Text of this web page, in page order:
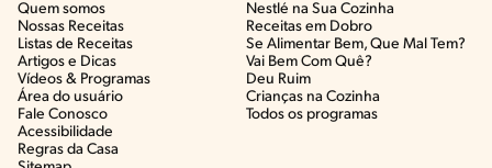
Quem somos
Nossas Receitas
Listas de Receitas​
Artigos e Dicas​
Vídeos & Programas​
Área do usuário
Fale Conosco
Acessibilidade
Regras da Casa
Nestlé na Sua Cozinha
Receitas em Dobro
Se Alimentar Bem, Que Mal Tem?​
Vai Bem Com Quê?​
Deu Ruim​
Crianças na Cozinha​
Todos os programas